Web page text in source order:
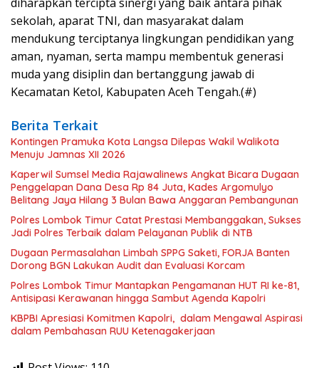
sekolah, aparat TNI, dan masyarakat dalam
mendukung terciptanya lingkungan pendidikan yang
aman, nyaman, serta mampu membentuk generasi
muda yang disiplin dan bertanggung jawab di
Kecamatan Ketol, Kabupaten Aceh Tengah.(#)
Berita Terkait
Kontingen Pramuka Kota Langsa Dilepas Wakil Walikota
Menuju Jamnas XII 2026
Kaperwil Sumsel Media Rajawalinews Angkat Bicara Dugaan
Penggelapan Dana Desa Rp 84 Juta, Kades Argomulyo
Belitang Jaya Hilang 3 Bulan Bawa Anggaran Pembangunan
Polres Lombok Timur Catat Prestasi Membanggakan, Sukses
Jadi Polres Terbaik dalam Pelayanan Publik di NTB
Dugaan Permasalahan Limbah SPPG Saketi, FORJA Banten
Dorong BGN Lakukan Audit dan Evaluasi Korcam
Polres Lombok Timur Mantapkan Pengamanan HUT RI ke-81,
Antisipasi Kerawanan hingga Sambut Agenda Kapolri
KBPBI Apresiasi Komitmen Kapolri, dalam Mengawal Aspirasi
dalam Pembahasan RUU Ketenagakerjaan